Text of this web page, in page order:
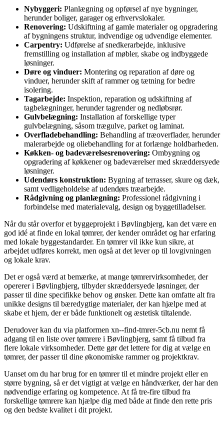
Nybyggeri: Planlægning og opførsel af nye bygninger,
herunder boliger, garager og erhvervslokaler.
Renovering: Udskiftning af gamle materialer og opgradering
af bygningens struktur, indvendige og udvendige elementer.
Carpentry: Udførelse af snedkerarbejde, inklusive
fremstilling og installation af møbler, skabe og indbyggede
løsninger.
Døre og vinduer: Montering og reparation af døre og
vinduer, herunder skift af rammer og tætning for bedre
isolering.
Tagarbejde: Inspektion, reparation og udskiftning af
tagbelægninger, herunder tagrender og nedløbsrør.
Gulvbelægning: Installation af forskellige typer
gulvbelægning, såsom trægulve, parket og laminat.
Overfladebehandling: Behandling af træoverflader, herunder
malerarbejde og oliebehandling for at forlænge holdbarheden.
Køkken- og badeværelsesrenovering: Ombygning og
opgradering af køkkener og badeværelser med skræddersyede
løsninger.
Udendørs konstruktion: Bygning af terrasser, skure og dæk,
samt vedligeholdelse af udendørs træarbejde.
Rådgivning og planlægning: Professionel rådgivning i
forbindelse med materialevalg, design og byggetilladelser.
Når du står overfor et byggeprojekt i Bøvlingbjerg, kan det være en
god idé at finde en lokal tømrer, der kender området og har erfaring
med lokale byggestandarder. En tømrer vil ikke kun sikre, at
arbejdet udføres korrekt, men også at det lever op til lovgivningen
og lokale krav.
Det er også værd at bemærke, at mange tømrervirksomheder, der
opererer i Bøvlingbjerg, tilbyder skræddersyede løsninger, der
passer til dine specifikke behov og ønsker. Dette kan omfatte alt fra
unikke designs til bæredygtige materialer, der kan hjælpe med at
skabe et hjem, der er både funktionelt og æstetisk tiltalende.
Derudover kan du via platformen xn--find-tmrer-5cb.nu nemt få
adgang til en liste over tømrere i Bøvlingbjerg, samt få tilbud fra
flere lokale virksomheder. Dette gør det lettere for dig at vælge en
tømrer, der passer til dine økonomiske rammer og projektkrav.
Uanset om du har brug for en tømrer til et mindre projekt eller en
større bygning, så er det vigtigt at vælge en håndværker, der har den
nødvendige erfaring og kompetence. At få tre-fire tilbud fra
forskellige tømrere kan hjælpe dig med både at finde den rette pris
og den bedste kvalitet i dit projekt.